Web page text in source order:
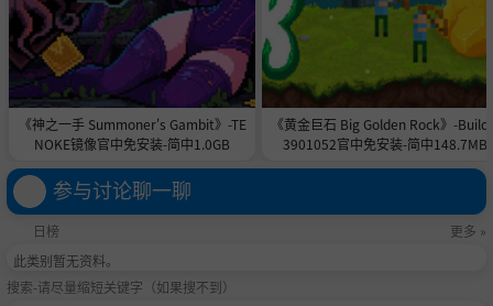
《神之一手 Summoner's Gambit》-TE
NOKE镜像官中免安装-简中1.0GB
《黄金巨石 Big Golden Rock》-Build
3901052官中免安装-简中148.7MB
参与讨论聊一聊
日榜
更多 »
此类别暂无资料。
搜索-请尽量缩短关键字（如果搜不到）